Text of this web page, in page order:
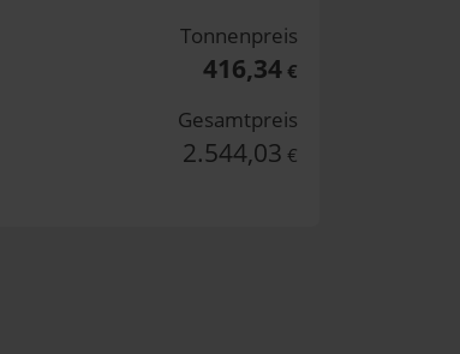
Tonnenpreis
416,34€
Gesamtpreis
2.544,03 €